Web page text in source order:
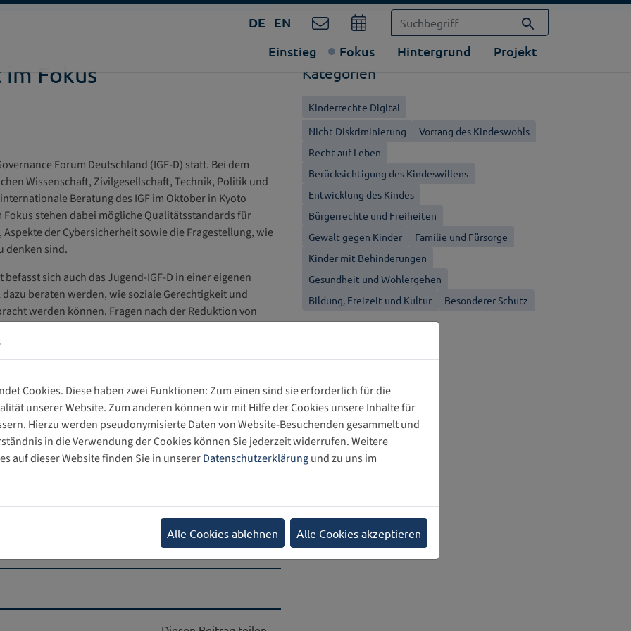
DE EN
Einstieg
Fokus Hintergrund Projekt
Fokus
Forum Deutschland (IGF-D) statt. Bei dem
Wissenschaft, Zivilgesellschaft, Technik, Politik und
Beratung des IGF im Oktober in Kyoto
stehen dabei mögliche Qualitätsstandards für
der Cybersicherheit sowie die Fragestellung, wie
denken sind.
sich auch das Jugend-IGF-D in einer eigenen
beraten werden, wie soziale Gerechtigkeit und
werden können. Fragen nach der Reduktion von
nachhaltiger Datenräume werden dafür in
werden.
eingeladen, die Interesse an den Themen
findet am 12. September ab 18:30 Uhr bei Wikimedia
sowie die Möglichkeit zur Anmeldung finden sich
Jugend-IGF in Deutschland Themen, die von hoher
Erst vor wenigen Tagen hat der UN-
Nr. 26 zum Kinderrecht auf eine gesunde Umwelt
Rechte des Kindes im Lichte der Nachhaltigkeit, des
in unserem Fokusartikel
Kinderrecht auf eine gesunde
Kategorien
Kinderrechte Digital
Nicht-Diskriminierung
Vorrang des Kindeswohls
Recht auf Leben
Berücksichtigung des Kindeswillens
Entwicklung des Kindes
Bürgerrechte und Freiheiten
Gewalt gegen Kinder
Familie und Fürsorge
Kinder mit Behinderungen
Gesundheit und Wohlergehen
Bildung, Freizeit und Kultur
Besonderer Schutz
Cookies. Diese haben zwei Funktionen: Zum einen sind sie erforderlich für die
unserer Website. Zum anderen können wir mit Hilfe der Cookies unsere Inhalte für
Hierzu werden pseudonymisierte Daten von Website-Besuchenden gesammelt und
in die Verwendung der Cookies können Sie jederzeit widerrufen. Weitere
auf dieser Website finden Sie in unsererDatenschutzerklärungund zu uns im
Alle Cookies ablehnen Alle Cookies akzeptieren